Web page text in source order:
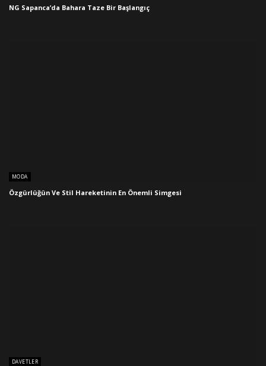
NG Sapanca’da Bahara Taze Bir Başlangıç
MODA
Özgürlüğün Ve Stil Hareketinin En Önemli Simgesi
DAVETLER